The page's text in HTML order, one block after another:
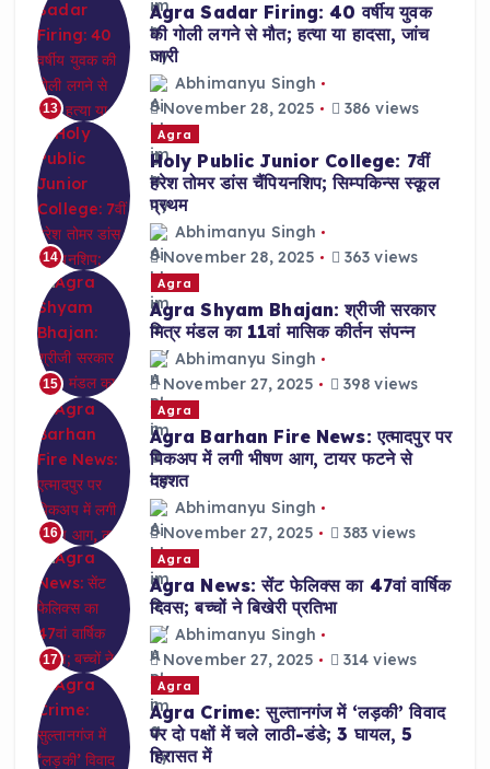
13
Agra Sadar Firing: 40 वर्षीय युवक
की गोली लगने से मौत; हत्या या हादसा, जांच
जारी
Abhimanyu Singh
November 28, 2025
386 views
14
Agra
Holy Public Junior College: 7वीं
हरेश तोमर डांस चैंपियनशिप; सिम्पकिन्स स्कूल
प्रथम
Abhimanyu Singh
November 28, 2025
363 views
15
Agra
Agra Shyam Bhajan: श्रीजी सरकार
मित्र मंडल का 11वां मासिक कीर्तन संपन्न
Abhimanyu Singh
November 27, 2025
398 views
16
Agra
Agra Barhan Fire News: एत्मादपुर पर
पिकअप में लगी भीषण आग, टायर फटने से
दहशत
Abhimanyu Singh
November 27, 2025
383 views
17
Agra
Agra News: सेंट फेलिक्स का 47वां वार्षिक
दिवस; बच्चों ने बिखेरी प्रतिभा
Abhimanyu Singh
November 27, 2025
314 views
Agra
Agra Crime: सुल्तानगंज में ‘लड़की’ विवाद
पर दो पक्षों में चले लाठी-डंडे; 3 घायल, 5
हिरासत में